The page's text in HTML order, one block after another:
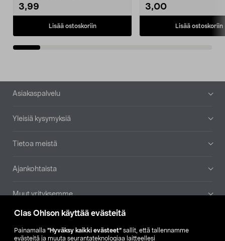
Clas Ohlson käyttää evästeitä
Painamalla ”Hyväksy kaikki evästeet” sallit, että tallennamme
evästeitä ja muuta seurantateknologiaa laitteellesi
3,99
Lisää ostoskoriin
3,00
Lisää ostoskoriin
Alatunniste
Asiakaspalvelu
Yleisiä kysymyksiä
Tietoa meistä
Ajankohtaista
Muut yrityksemme
Etsi myymälä